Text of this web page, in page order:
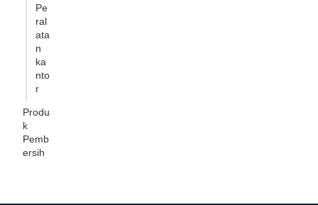
Pe
ral
ata
n
ka
nto
r
Produ
k
Pemb
ersih